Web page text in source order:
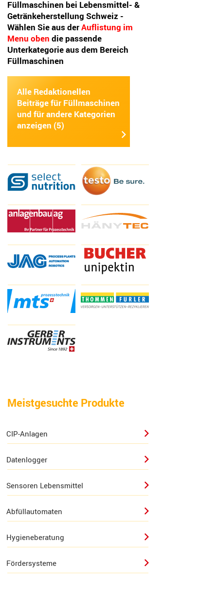
Alle Redaktionellen
Beiträge für Füllmaschinen
und für andere Kategorien
anzeigen (5)
Füllmaschinen bei Lebensmittel- &
Getränkeherstellung Schweiz -
Wählen Sie aus derAuflistung
die passende
Unterkategorie aus dem Bereich
Füllmaschinen
Meistgesuchte Produkte
CIP-Anlagen
Datenlogger
Sensoren Lebensmittel
Abfüllautomaten
Hygieneberatung
Fördersysteme